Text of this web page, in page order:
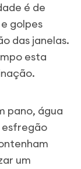
é de
golpes
das janelas.
esta
pano, água
esfregão
um